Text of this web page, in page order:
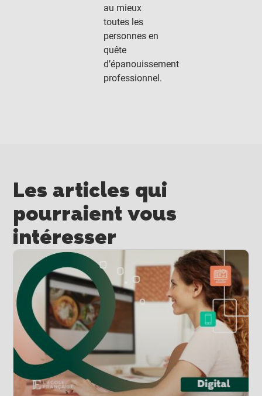
au mieux
toutes les
personnes en
quête
d’épanouissement
professionnel.
Les articles qui
pourraient vous
intéresser